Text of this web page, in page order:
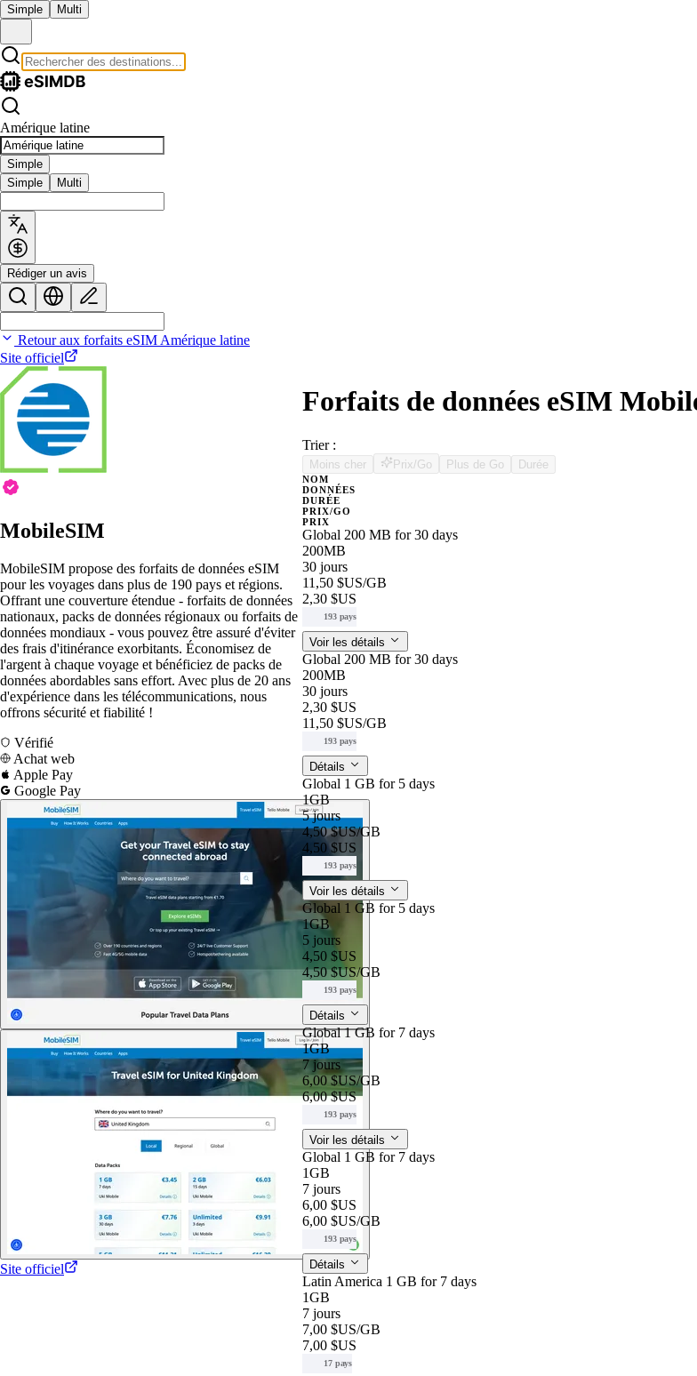
Simple Multi
Amérique latine
Simple
Simple
Multi
Rédiger un avis
Retour aux forfaits eSIM Amérique latine
Site officiel
MobileSIM
MobileSIM propose des forfaits de données eSIM
pour les voyages dans plus de 190 pays et régions.
Offrant une couverture étendue - forfaits de données
nationaux, packs de données régionaux ou forfaits de
données mondiaux - vous pouvez être assuré d'éviter
des frais d'itinérance exorbitants. Économisez de
l'argent à chaque voyage et bénéficiez de packs de
données abordables sans effort. Avec plus de 20 ans
d'expérience dans les télécommunications, nous
offrons sécurité et fiabilité !
Vérifié
Achat web
Apple Pay
Google Pay
Site officiel
Forfaits de données eSIM
Trier :
Moins cher Prix/Go Plus de Go Durée
NOM
DONNÉES
DURÉE
PRIX/GO
PRIX
Global 200 MB for 30 days
200MB
30 jours
11,50 $US/GB
2,30 $US
193 pays
Voir les détails
Global 200 MB for 30 days
200MB
30 jours
2,30 $US
11,50 $US/GB
193 pays
Détails
Global 1 GB for 5 days
1GB
5 jours
4,50 $US/GB
4,50 $US
193 pays
Voir les détails
Global 1 GB for 5 days
1GB
5 jours
4,50 $US
4,50 $US/GB
193 pays
Détails
Global 1 GB for 7 days
1GB
7 jours
6,00 $US/GB
6,00 $US
193 pays
Voir les détails
Global 1 GB for 7 days
1GB
7 jours
6,00 $US
6,00 $US/GB
193 pays
Détails
Latin America 1 GB for 7 days
1GB
7 jours
7,00 $US/GB
7,00 $US
17 pays